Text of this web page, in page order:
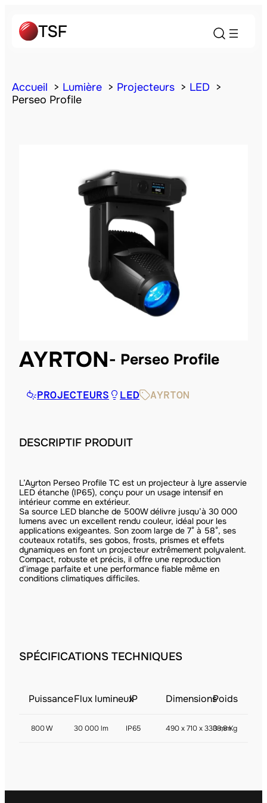
Accueil Lumière Projecteurs
LED
Perseo Profile
AYRTON Perseo Profile
PROJECTEURS LED AYRTON
DESCRIPTIF PRODUIT
L’Ayrton Perseo Profile TC est un projecteur à lyre asservie
LED étanche (IP65), conçu pour un usage intensif en
intérieur comme en extérieur.
Sa source LED blanche de 500W délivre jusqu’à 30 000
lumens avec un excellent rendu couleur, idéal pour les
applications exigeantes. Son zoom large de 7° à 58°, ses
couteaux rotatifs, ses gobos, frosts, prismes et effets
dynamiques en font un projecteur extrêmement polyvalent.
Compact, robuste et précis, il offre une reproduction
d’image parfaite et une performance fiable même en
conditions climatiques difficiles.
SPÉCIFICATIONS TECHNIQUES
PuissanceFlux lumineuxIP DimensionsPoids
800 W 30 000 lm IP65 490 x 710 x 330 mm
38,8 Kg